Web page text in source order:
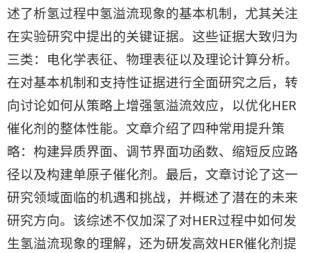
述了析氢过程中氢溢流现象的基本机制，尤其关注
在实验研究中提出的关键证据。这些证据大致归为
三类：电化学表征、物理表征以及理论计算分析。
在对基本机制和支持性证据进行全面研究之后，转
向讨论如何从策略上增强氢溢流效应，以优化HER
催化剂的整体性能。文章介绍了四种常用提升策
略：构建异质界面、调节界面功函数、缩短反应路
径以及构建单原子催化剂。最后，文章讨论了这一
研究领域面临的机遇和挑战，并概述了潜在的未来
研究方向。该综述不仅加深了对HER过程中如何发
生氢溢流现象的理解，还为研发高效HER催化剂提